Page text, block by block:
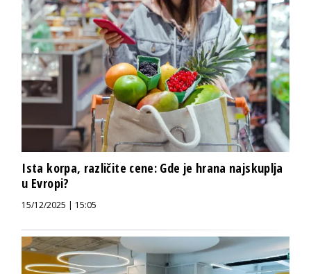
Ista korpa, različite cene: Gde je hrana najskuplja
u Evropi?
15/12/2025 | 15:05